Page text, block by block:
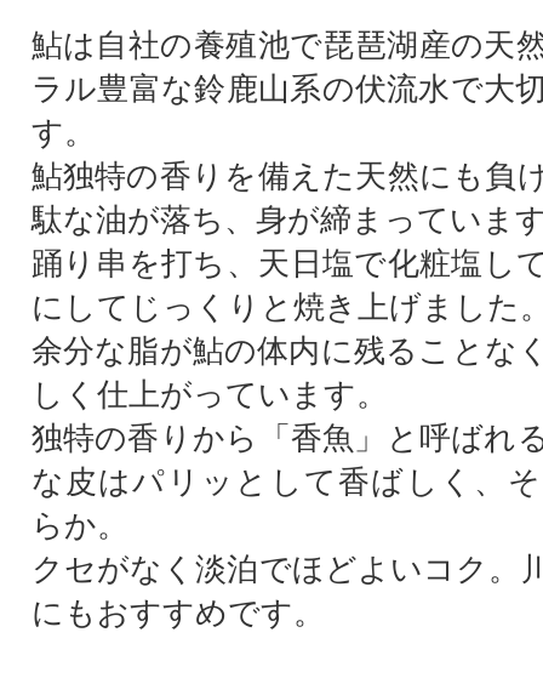
鮎は自社の養殖池で琵琶湖産の天
ラル豊富な鈴鹿山系の伏流水で大
す。
鮎独特の香りを備えた天然にも負
駄な油が落ち、身が締まっていま
踊り串を打ち、天日塩で化粧塩し
にしてじっくりと焼き上げました
余分な脂が鮎の体内に残ることな
しく仕上がっています。
独特の香りから「香魚」と呼ばれ
な皮はパリッとして香ばしく、
らか。
クセがなく淡泊でほどよいコク。
にもおすすめです。